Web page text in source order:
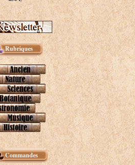
Rubriques
Commandes